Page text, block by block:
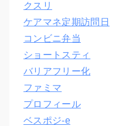
クスリ
ケアマネ定期訪問日
コンビニ弁当
ショートスティ
バリアフリー化
ファミマ
プロフィール
ベスポジ-e